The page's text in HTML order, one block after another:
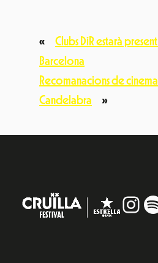
«
Clubs DiR estarà
Barcelona
Recomanacions de
Candelabra
»
#